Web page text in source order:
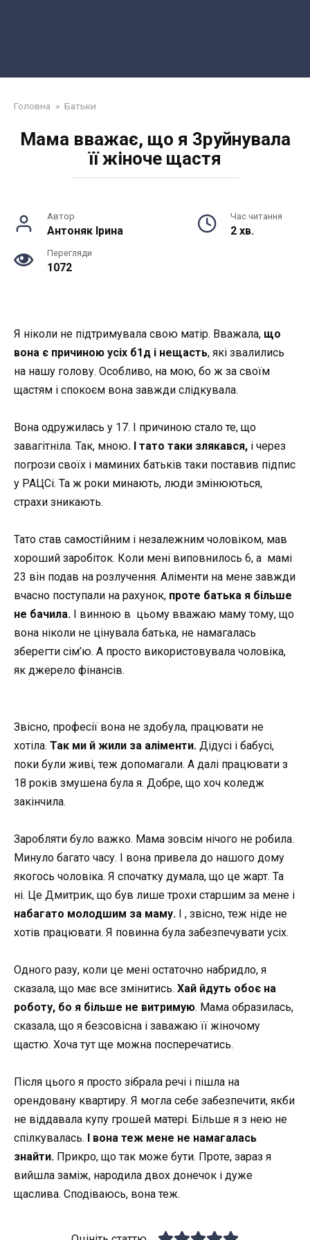
Головна » Батьки
Мама вважає, що я 3руйнувала
її жіноче щастя
Автор
Антоняк Ірина
Час читання
2 хв.
Перегляди
1072
Я ніколи не підтримувала свою матір. Вважала, що
вона є причиною усіх б1д і нещасть, які звалились
на нашу голову. Особливо, на мою, бо ж за своїм
щастям і спокоєм вона завжди слідкувала.
Вона одружилась у 17. І причиною стало те, що
завагітніла. Так, мною. І тато таки злякався, і через
погрози своїх і маминих батьків таки поставив підпис
у РАЦСі. Та ж роки минають, люди змінюються,
страхи зникають.
Тато став самостійним і незалежним чоловіком, мав
хороший заробіток. Коли мені виповнилось 6, а мамі
23 він подав на розлучення. Аліменти на мене завжди
вчасно поступали на рахунок, проте батька я більше
не бачила. І винною в цьому вважаю маму тому, що
вона ніколи не цінувала батька, не намагалась
зберегти сім’ю. А просто використовувала чоловіка,
як джерело фінансів.
Звісно, професії вона не здобула, працювати не
хотіла. Так ми й жили за аліменти. Дідусі і бабусі,
поки були живі, теж допомагали. А далі працювати з
18 років змушена була я. Добре, що хоч коледж
закінчила.
Заробляти було важко. Мама зовсім нічого не робила.
Минуло багато часу. І вона привела до нашого дому
якогось чоловіка. Я спочатку думала, що це жарт. Та
ні. Це Дмитрик, що був лише трохи старшим за мене і
набагато молодшим за маму. І , звісно, теж ніде не
хотів працювати. Я повинна була забезпечувати усіх.
Одного разу, коли це мені остаточно набридло, я
сказала, що має все змінитись. Хай йдуть обоє на
роботу, бо я більше не витримую. Мама образилась,
сказала, що я безсовісна і заважаю її жіночому
щастю. Хоча тут ще можна посперечатись.
Після цього я просто зібрала речі і пішла на
орендовану квартиру. Я могла себе забезпечити, якби
не віддавала купу грошей матері. Більше я з нею не
спілкувалась.
І вона теж мене не намагалась
знайти. Прикро, що так може бути. Проте, зараз я
вийшла заміж, народила двох донечок і дуже
щаслива. Сподіваюсь, вона теж.